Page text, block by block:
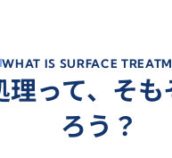
WHAT IS SURFACE TREATM
理って、 そも
ろう ？